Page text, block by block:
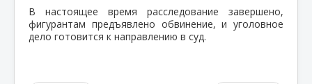
В настоящее время расследование завершено,
фигурантам предъявлено обвинение, и уголовное
дело готовится к направлению в суд.